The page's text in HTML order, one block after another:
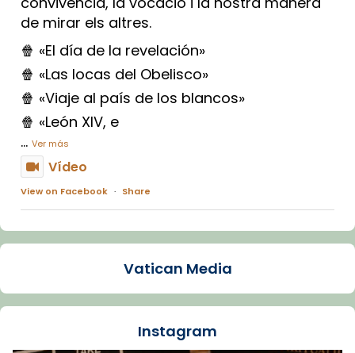
de mirar els altres.
🍿 «El día de la revelación»
🍿 «Las locas del Obelisco»
🍿 «Viaje al país de los blancos»
🍿 «León XIV, e
... Ver más
Vídeo
View on Facebook · Share
Arquebisbat de Barcelona
La Carmina va patir depressió. Fa gairebé
dos mesos, a l'Estadi Lluís Companys, la
Vatican Media
Instagram